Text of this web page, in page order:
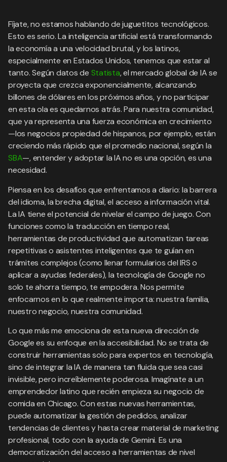
Fíjate, no estamos hablando de juguetitos tecnológicos.
Esto es serio. La inteligencia artificial está transformando
la economía a una velocidad brutal, y los latinos,
especialmente en Estados Unidos, tenemos que estar al
tanto. Según datos de Statista, el mercado global de IA se
proyecta que crezca exponencialmente, alcanzando
billones de dólares en los próximos años, y no participar
en esta ola es quedarnos atrás. Para nuestra comunidad,
que ya representa una fuerza económica en crecimiento
—los negocios propiedad de hispanos, por ejemplo, están
creciendo más rápido que el promedio nacional, según la
SBA—, entender y adoptar la IA no es una opción, es una
necesidad.
Piensa en los desafíos que enfrentamos a diario: la barrera
del idioma, la brecha digital, el acceso a información vital.
La IA tiene el potencial de nivelar el campo de juego. Con
funciones como la traducción en tiempo real,
herramientas de productividad que automatizan tareas
repetitivas o asistentes inteligentes que te guían en
trámites complejos (como llenar formularios del IRS o
aplicar a ayudas federales), la tecnología de Google no
solo te ahorra tiempo, te empodera. Nos permite
enfocarnos en lo que realmente importa: nuestra familia,
nuestro negocio, nuestra comunidad.
Lo que más me emociona de esta nueva dirección de
Google es su enfoque en la accesibilidad. No se trata de
construir herramientas solo para expertos en tecnología,
sino de integrar la IA de manera tan fluida que sea casi
invisible, pero increíblemente poderosa. Imagínate a un
emprendedor latino que recién empieza su negocio de
comida en Chicago. Con estas nuevas herramientas,
puede automatizar la gestión de pedidos, analizar
tendencias de clientes y hasta crear material de marketing
profesional, todo con la ayuda de Gemini. Es una
democratización del acceso a herramientas de nivel